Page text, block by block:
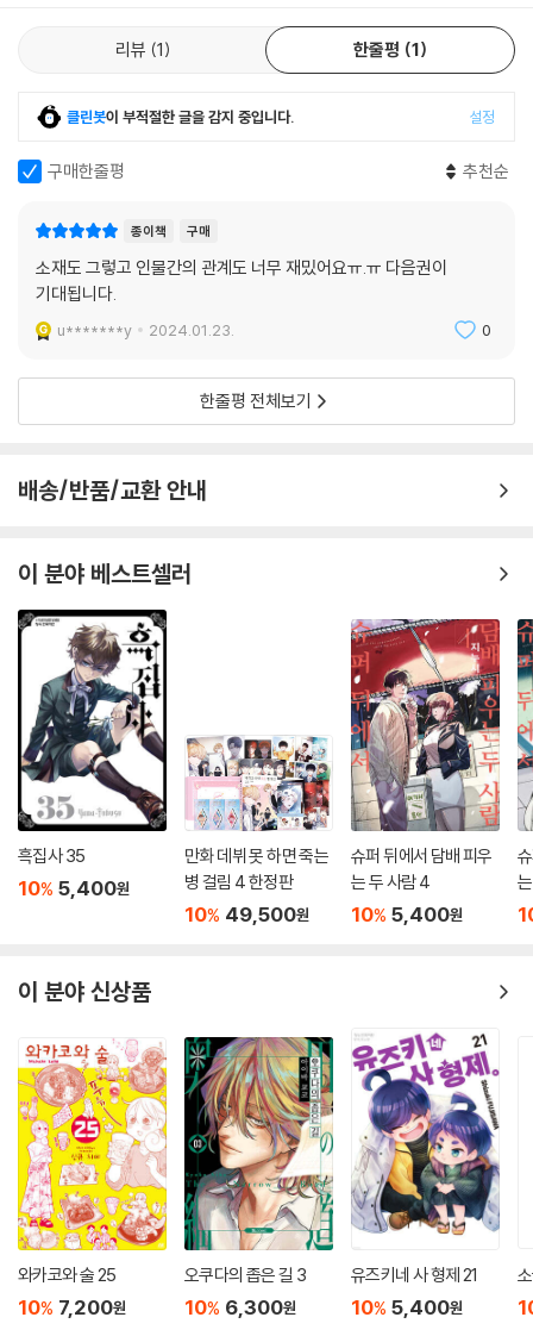
리뷰 1 한줄평 1
클린봇이 부적절한 글을 감지 중입니다. 설정
구매한줄평 추천순
종이책 구매
소재도 그렇고 인물간의 관계도 너무 재밌어요ㅠ.ㅠ 다음권이
기대됩니다.
u*******y 2024.01.23. 0
한줄평 전체보기
배송/반품/교환 안내
이 분야 베스트셀러
흑집사 35
10% 5,400원
만화 데뷔 못 하면 죽는
병 걸림 4 한정판
10% 49,500원
슈퍼 뒤에서 담배 피우
는 두 사람 4
10% 5,400원
이 분야 신상품
와카코와 술 25
10% 7,200원
오쿠다의 좁은 길 3
10% 6,300원
유즈키네 사 형제 21
10% 5,400원